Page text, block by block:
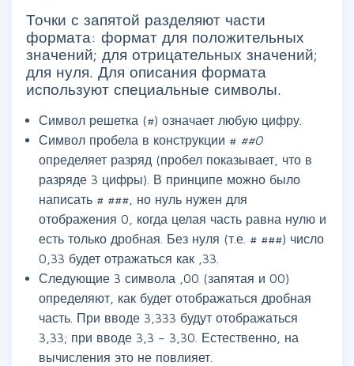
Точки с запятой разделяют части
формата: формат для положительных
значений; для отрицательных значений;
для нуля. Для описания формата
используют специальные символы.
Символ решетка (#) означает любую цифру.
Символ пробела в конструкции # ##0
определяет разряд (пробел показывает, что в
разряде 3 цифры). В принципе можно было
написать # ###, но нуль нужен для
отображения 0, когда целая часть равна нулю и
есть только дробная. Без нуля (т.е. # ###) число
0,33 будет отражаться как ,33.
Следующие 3 символа ,00 (запятая и 00)
определяют, как будет отображаться дробная
часть. При вводе 3,333 будут отображаться
3,33; при вводе 3,3 – 3,30. Естественно, на
вычисления это не повлияет.